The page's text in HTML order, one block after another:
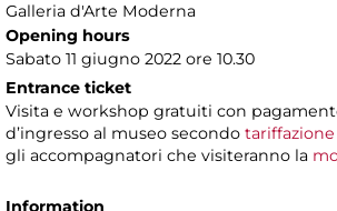
Galleria d'Arte Moderna
Opening hours
Sabato 11 giugno 2022 ore 10.30
Entrance ticket
Visita e workshop gratuiti con
d’ingresso al museo secondo
gli accompagnatori che visiteranno la
Information